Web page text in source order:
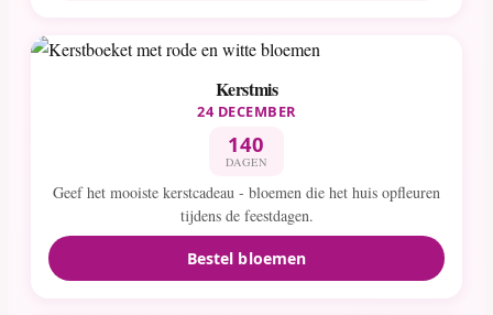
Kerstmis
24 DECEMBER
140
DAGEN
Geef het mooiste kerstcadeau - bloemen die het huis opfleuren
tijdens de feestdagen.
Bestel bloemen